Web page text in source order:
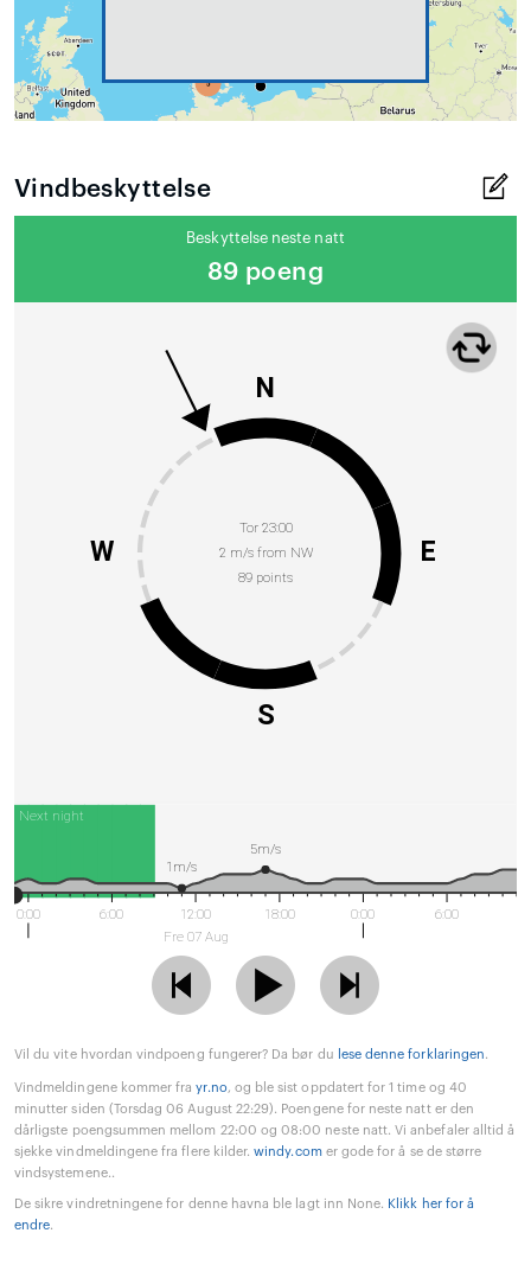
Vindbeskyttelse
Beskyttelse neste natt
89 poeng
Tor 23:00
2 m/s from NW
89 points
N
E
S
W
Next night
0:00 6:00
12:00
Fre 07 Aug
18:00 0:00 6:00
5m/s
1m/s
Vil du vite hvordan vindpoeng fungerer? Da bør du lese denne forklaringen.
Vindmeldingene kommer frayr.no, og ble sist oppdatert for 1 time og 40
minutter siden (Torsdag 06 August 22:29). Poengene for neste natt er den
dårligste poengsummen mellom 22:00 og 08:00 neste natt. Vi anbefaler alltid å
sjekke vindmeldingene fra flere kilder.windy.comer gode for å se de større
vindsystemene..
De sikre vindretningene for denne havna ble lagt inn None. Klikk her for å
endre.